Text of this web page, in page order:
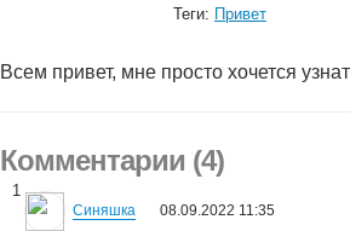
Теги: Привет
Всем привет, мне просто хочется
Комментарии (4)
1
Синяшка 08.09.2022 11:35